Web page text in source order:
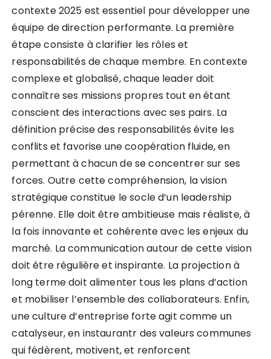
contexte 2025 est essentiel pour développer une
équipe de direction performante. La première
étape consiste à clarifier les rôles et
responsabilités de chaque membre. En contexte
complexe et globalisé, chaque leader doit
connaître ses missions propres tout en étant
conscient des interactions avec ses pairs. La
définition précise des responsabilités évite les
conflits et favorise une coopération fluide, en
permettant à chacun de se concentrer sur ses
forces. Outre cette compréhension, la vision
stratégique constitue le socle d’un leadership
pérenne. Elle doit être ambitieuse mais réaliste, à
la fois innovante et cohérente avec les enjeux du
marché. La communication autour de cette vision
doit être régulière et inspirante. La projection à
long terme doit alimenter tous les plans d’action
et mobiliser l’ensemble des collaborateurs. Enfin,
une culture d’entreprise forte agit comme un
catalyseur, en instaurantr des valeurs communes
qui fédèrent, motivent, et renforcent